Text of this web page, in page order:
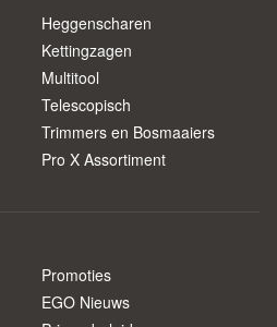
Heggenscharen
Kettingzagen
Multitool
Telescopisch
Trimmers en Bosmaaiers
Pro X Assortiment
Promoties
EGO Nieuws